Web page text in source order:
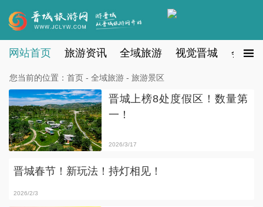
网站首页 旅游资讯 全域旅游 视觉晋城 会员
您当前的位置： 首页 - 全域旅游 - 旅游景区
晋城上榜8处度假区！数量第
一！
2026/3/17
晋城春节！新玩法！持灯相见！
2026/2/3